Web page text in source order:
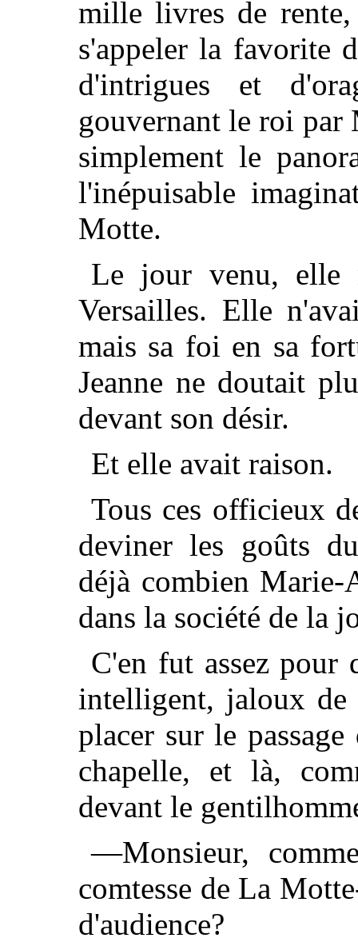
mille livres de
s'appeler la favorite
d'intrigues et
gouvernant le roi
simplement le
l'inépuisable
Motte.
Le jour venu, elle
Versailles. Elle
mais sa foi en sa
Jeanne ne doutait
devant son désir.
Et elle avait raison.
Tous ces officieux
deviner les goûts
déjà combien
dans la société de la
C'en fut assez pour
intelligent, jaloux de
placer sur le
chapelle, et là,
devant le
—Monsieur,
comtesse de La
d'audience?